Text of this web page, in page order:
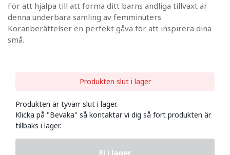
För att hjälpa till att forma ditt barns andliga tillväxt är
denna underbara samling av femminuters
Koranberättelser en perfekt gåva för att inspirera dina
små.
Produkten slut i lager
Produkten är tyvärr slut i lager.
Klicka på "Bevaka" så kontaktar vi dig så fort produkten är
tillbaks i lager.
Ej i lager